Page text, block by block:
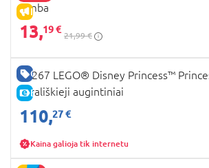
IŠPARDAVIMAS
Simba
13,19 €
21,99 €
GERA KAINA
E-KAINA
43267 LEGO® Disney Princess™
karališkieji augintiniai
110,27 €
Kaina galioja tik internetu